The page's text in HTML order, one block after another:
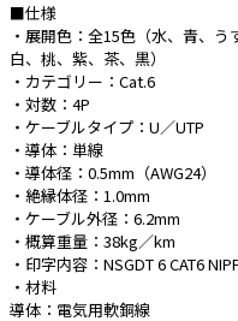
■仕様
・展開色：全15色（水、青、う
白、桃、紫、茶、黒）
・カテゴリー：Cat.6
・対数：4P
・ケーブルタイプ：U／UTP
・導体：単線
・導体径：0.5mm（AWG24）
・絶縁体径：1.0mm
・ケーブル外径：6.2mm
・概算重量：38kg／km
・印字内容：NSGDT 6 CAT6
・材料
導体：電気用軟銅線